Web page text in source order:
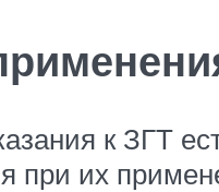
к ЗГТ
при их